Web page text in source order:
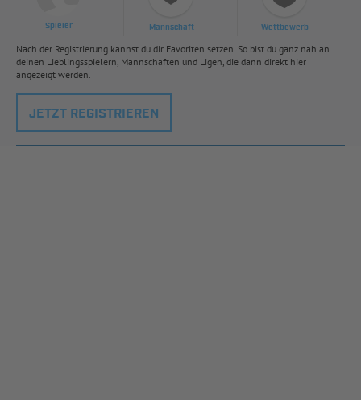
Spieler Mannschaft Wettbewerb
Nach der Registrierung kannst du dir Favoriten setzen. So bist du ganz nah an
deinen Lieblingsspielern, Mannschaften und Ligen, die dann direkt hier
angezeigt werden.
JETZT REGISTRIEREN